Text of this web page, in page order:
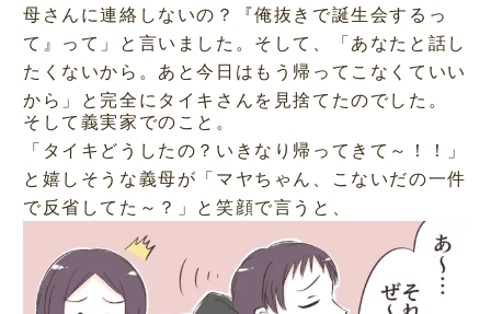
母さんに連絡しないの？『俺抜きで誕生会するっ
て』って」と言いました。そして、「あなたと話し
たくないから。あと今日はもう帰ってこなくていい
から」と完全にタイキさんを見捨てたのでした。
そして義実家でのこと。
「タイキどうしたの？いきなり帰ってきて～！！」
と嬉しそうな義母が「マヤちゃん、こないだの一件
で反省してた～？」と笑顔で言うと、